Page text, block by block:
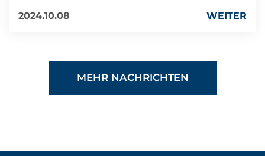
2024.10.08
WEITER
MEHR NACHRICHTEN